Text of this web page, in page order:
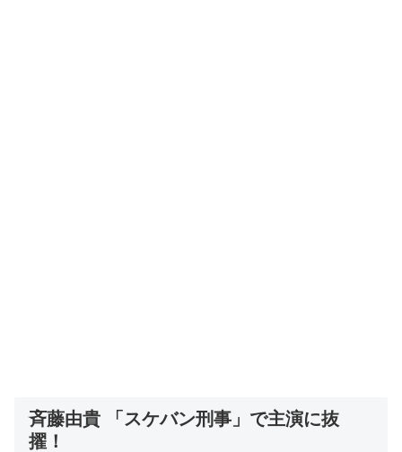
斉藤由貴 「スケバン刑事」で主演に抜
擢！